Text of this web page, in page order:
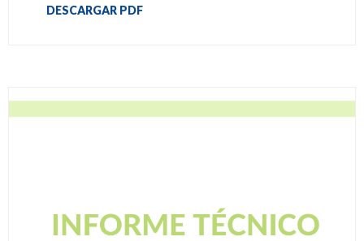
DESCARGAR PDF